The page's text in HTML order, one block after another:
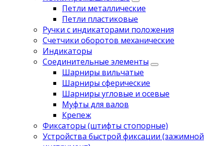
Петли металлические
Петли пластиковые
Ручки с индикаторами положения
Счетчики оборотов механические
Индикаторы
Соединительные элементы
Шарниры вильчатые
Шарниры сферические
Шарниры угловые и осевые
Муфты для валов
Крепеж
Фиксаторы (штифты стопорные)
Устройства быстрой фиксации (зажимной